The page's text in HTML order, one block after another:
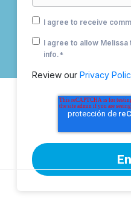
I agree to receive
I agree to allow
info.*
Review our Privacy